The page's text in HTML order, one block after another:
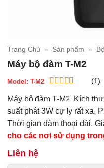
Trang Chủ » Sản phẩm »
Máy bộ đàm T-M2
Model: T-M2
trênđánh
giá
(1)
Máy bộ đàm T-M2. Kích
suất phát 3W cự ly rất xa,
Thời gian đàm thoại dài.
cho các nơi sử dụng
Liên hệ